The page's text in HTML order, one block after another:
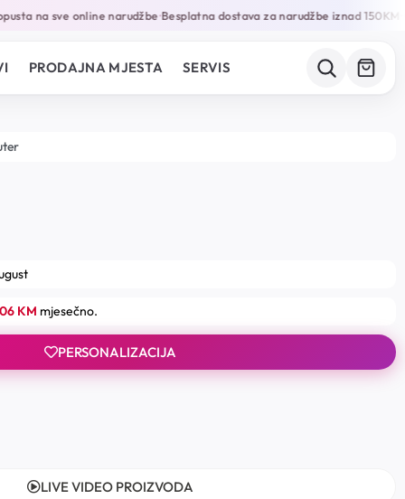
na sve online narudžbe•Besplatna dostava za narudžbe iznad 150KM•
PRODAJNA MJESTA SERVIS
KM mjesečno.
PERSONALIZACIJA
LIVE VIDEO PROIZVODA